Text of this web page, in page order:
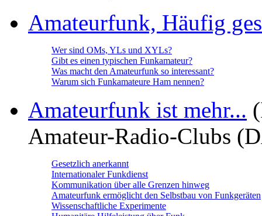
Amateurfunk, Häufig
Wer sind OMs, YLs und XYLs?
Gibt es einen typischen Funkamateur?
Was macht den Amateurfunk so interessant?
Warum sich Funkamateure Ham nennen?
Amateurfunk ist mehr...
Amateur-Radio-Clubs
Gesetzlich anerkannt
Internationaler Funkdienst
Kommunikation über alle Grenzen hinweg
Amateurfunk ermöglicht den Selbstbau von Funkgeräten
Wissenschaftliche Experimente